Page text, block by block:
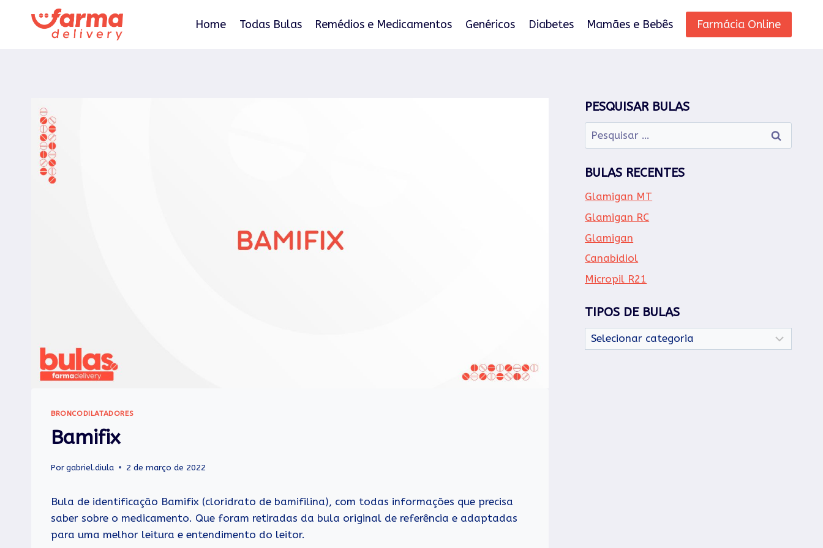
Home Todas Bulas Remédios e Medicamentos Genéricos Diabetes Mamães e Bebês Farmácia Online
BRONCODILATADORES
Bamifix
Porgabriel.diula 2 de março de 2022
Bula de identificação Bamifix (cloridrato de bamifilina), com todas informações que precisa
saber sobre o medicamento. Que foram retiradas da bula original de referência e adaptadas
para uma melhor leitura e entendimento do leitor.
PESQUISAR BULAS
Pesquisar
por:
BULAS RECENTES
Glamigan MT
Glamigan RC
Glamigan
Canabidiol
Micropil R21
TIPOS DE BULAS
Tipos
de